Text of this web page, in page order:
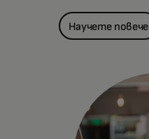
Научете повече